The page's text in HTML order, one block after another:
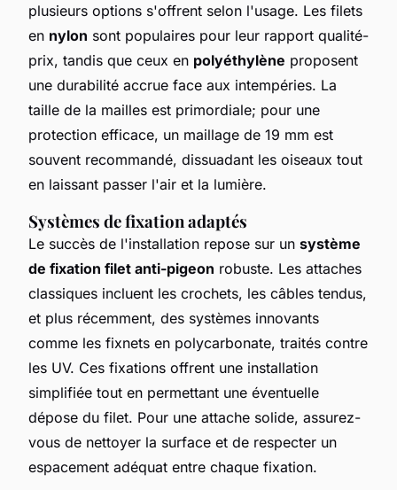
plusieurs options s'offrent selon l'usage. Les filets
en nylon sont populaires pour leur rapport qualité-
prix, tandis que ceux en polyéthylène proposent
une durabilité accrue face aux intempéries. La
taille de la mailles est primordiale; pour une
protection efficace, un maillage de 19 mm est
souvent recommandé, dissuadant les oiseaux tout
en laissant passer l'air et la lumière.
Systèmes de fixation adaptés
Le succès de l'installation repose sur un système
de fixation filet anti-pigeon robuste. Les attaches
classiques incluent les crochets, les câbles tendus,
et plus récemment, des systèmes innovants
comme les fixnets en polycarbonate, traités contre
les UV. Ces fixations offrent une installation
simplifiée tout en permettant une éventuelle
dépose du filet. Pour une attache solide, assurez-
vous de nettoyer la surface et de respecter un
espacement adéquat entre chaque fixation.